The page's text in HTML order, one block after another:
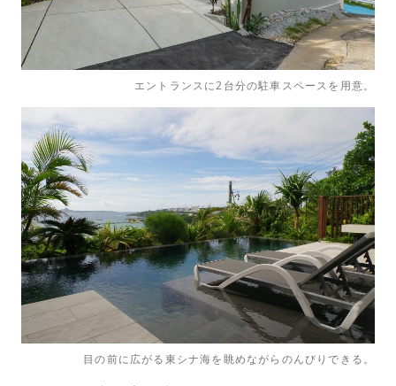
エントランスに2台分の駐車スペースを用意。
目の前に広がる東シナ海を眺めながらのんびりできる。